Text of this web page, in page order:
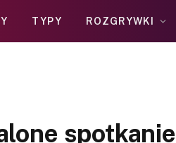
TYPY ROZGRYWKI
spotkanie